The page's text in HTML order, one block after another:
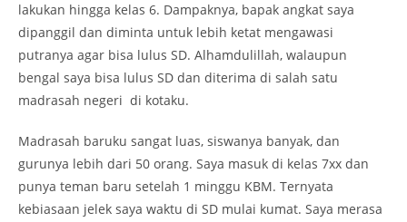
lakukan hingga kelas 6. Dampaknya, bapak angkat saya
dipanggil dan diminta untuk lebih ketat mengawasi
putranya agar bisa lulus SD. Alhamdulillah, walaupun
bengal saya bisa lulus SD dan diterima di salah satu
madrasah negeri di kotaku.
Madrasah baruku sangat luas, siswanya banyak, dan
gurunya lebih dari 50 orang. Saya masuk di kelas 7xx dan
punya teman baru setelah 1 minggu KBM. Ternyata
kebiasaan jelek saya waktu di SD mulai kumat. Saya merasa